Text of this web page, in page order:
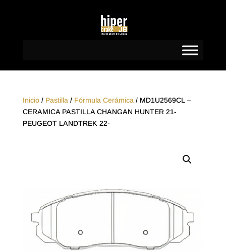
Inicio/ Pastilla / Fórmula Cerámica / MD1U2569CL –
CERAMICA PASTILLA CHANGAN HUNTER 21-
PEUGEOT LANDTREK 22-